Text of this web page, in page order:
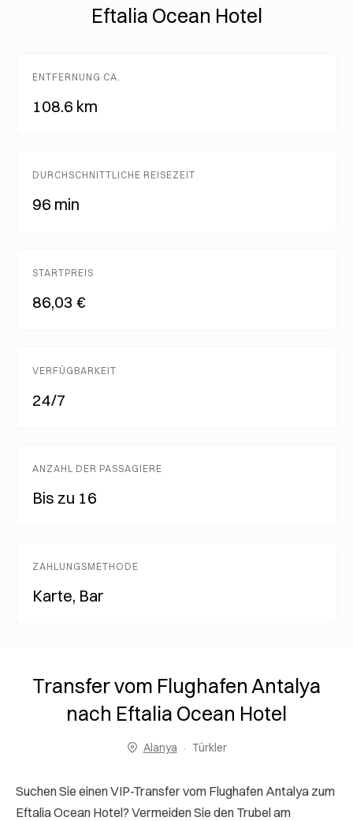
Eftalia Ocean Hotel
ENTFERNUNG CA.
108.6 km
DURCHSCHNITTLICHE REISEZEIT
96 min
STARTPREIS
86,03 €
VERFÜGBARKEIT
24/7
ANZAHL DER PASSAGIERE
Bis zu 16
ZAHLUNGSMETHODE
Karte, Bar
Transfer vom Flughafen Antalya
nach Eftalia Ocean Hotel
Alanya Türkler
Suchen Sie einen VIP-Transfer vom Flughafen Antalya zum
Eftalia Ocean Hotel? Vermeiden Sie den Trubel am